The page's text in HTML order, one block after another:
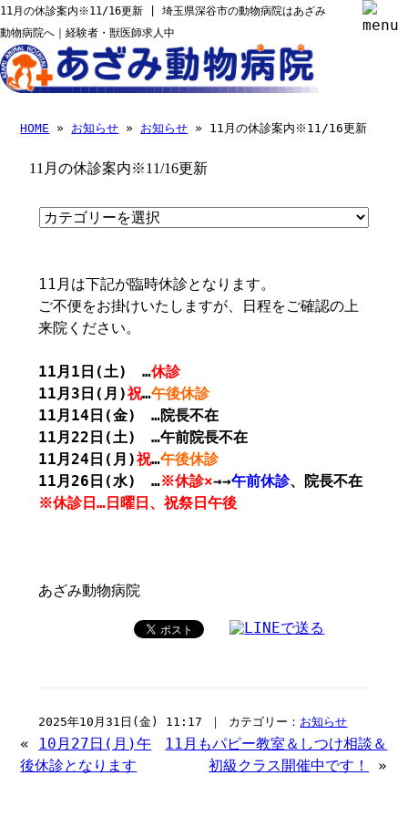
11月の休診案内※11/16更新 | 埼玉県深谷市の動物病院はあざみ
動物病院へ｜経験者・獣医師求人中
HOME » お知らせ » お知らせ » 11月の休診案内※11/16更新
11月の休診案内※11/16更新
11月は下記が臨時休診となります。
ご不便をお掛けいたしますが、日程をご確認の上
来院ください。
11月1日(土) …休診
11月3日(月)祝…午後休診
11月14日(金) …院長不在
11月22日(土) …午前院長不在
11月24日(月)祝…午後休診
11月26日(水) …※休診×→→午前休診、院長不在
※休診日…日曜日、祝祭日午後
あざみ動物病院
2025年10月31日(金) 11:17 ｜ カテゴリー： お知らせ
« 10月27日(月)午
後休診となります
11月もパピー教室＆しつけ相談＆
初級クラス開催中です！
»